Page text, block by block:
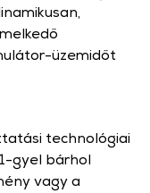
üzemidőt
technológiai
gyel bárhol
vagy a